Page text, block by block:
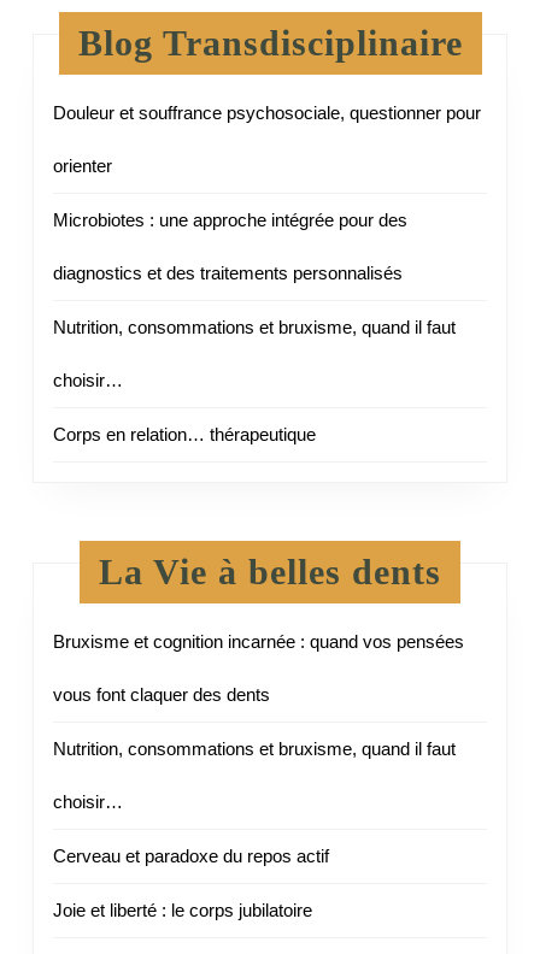
Blog Transdisciplinaire
Douleur et souffrance psychosociale, questionner pour
orienter
Microbiotes : une approche intégrée pour des
diagnostics et des traitements personnalisés
Nutrition, consommations et bruxisme, quand il faut
choisir…
Corps en relation… thérapeutique
La Vie à belles dents
Bruxisme et cognition incarnée : quand vos pensées
vous font claquer des dents
Nutrition, consommations et bruxisme, quand il faut
choisir…
Cerveau et paradoxe du repos actif
Joie et liberté : le corps jubilatoire